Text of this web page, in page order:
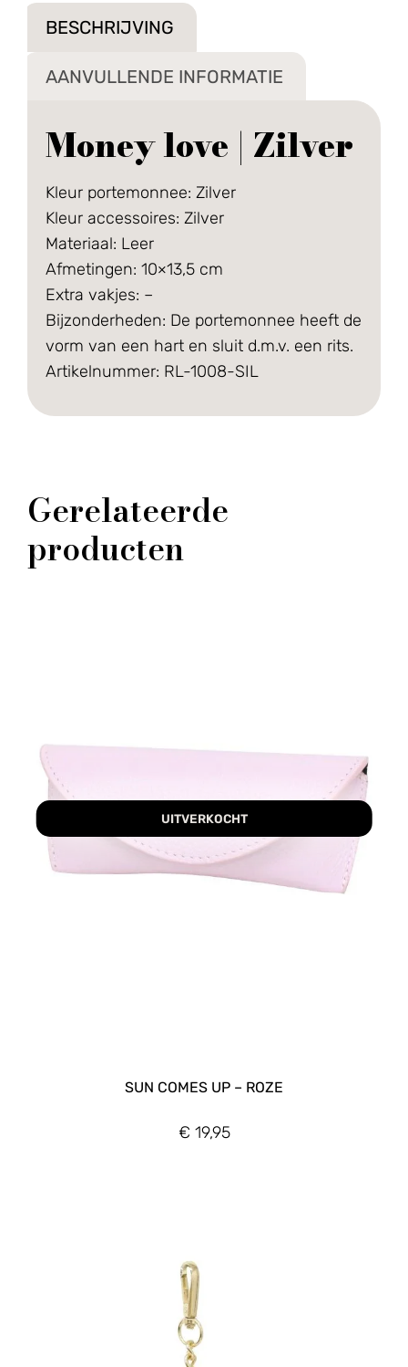
BESCHRIJVING
AANVULLENDE INFORMATIE
Money love | Zilver
Kleur portemonnee: Zilver
Kleur accessoires: Zilver
Materiaal: Leer
Afmetingen: 10×13,5 cm
Extra vakjes: –
Bijzonderheden: De portemonnee heeft de
vorm van een hart en sluit d.m.v. een rits.
Artikelnummer: RL-1008-SIL
Gerelateerde
producten
UITVERKOCHT
SUN COMES UP – ROZE
€ 19,95